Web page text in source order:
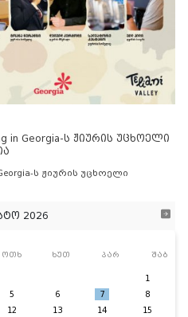
in Georgia-ს ჟიურის უცხოელი
Georgia-ს ჟიურის უცხოელი
2026
ოთხ ხუთ პარ შაბ
1
5 6 7
8
12 13 14
15